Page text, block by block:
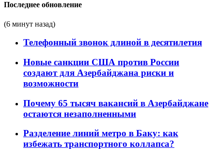
Последнее обновление
(6 минут назад)
Телефонный звонок длиной в десятилетия
Новые санкции США против России
создают для Азербайджана риски и
возможности
Почему 65 тысяч вакансий в Азербайджане
остаются незаполненными
Разделение линий метро в Баку: как
избежать транспортного коллапса?